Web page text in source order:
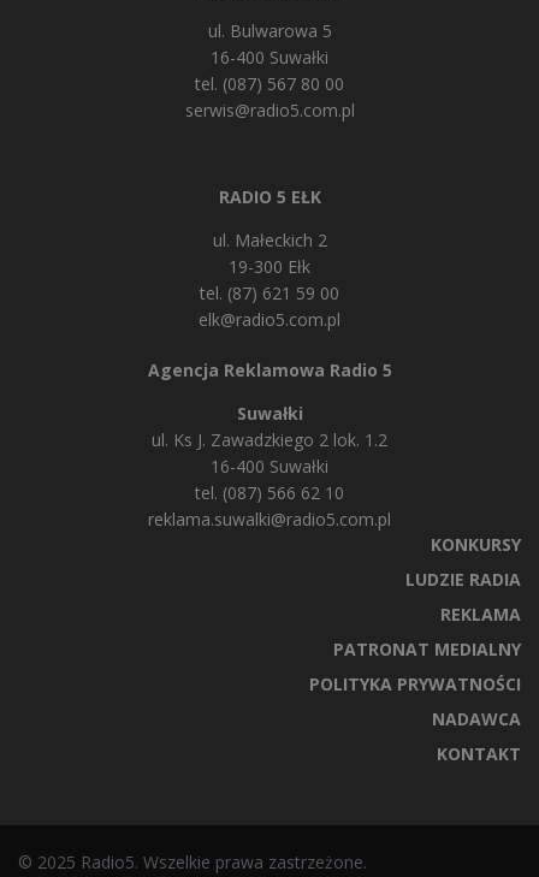
ul. Bulwarowa 5
16-400 Suwałki
tel. (087) 567 80 00
serwis@radio5.com.pl
RADIO 5 EŁK
ul. Małeckich 2
19-300 Ełk
tel. (87) 621 59 00
elk@radio5.com.pl
Agencja Reklamowa Radio 5
Suwałki
ul. Ks J. Zawadzkiego 2 lok. 1.2
16-400 Suwałki
tel. (087) 566 62 10
reklama.suwalki@radio5.com.pl
KONKURSY
LUDZIE RADIA
REKLAMA
PATRONAT MEDIALNY
POLITYKA PRYWATNOŚCI
NADAWCA
KONTAKT
© 2025 Radio5. Wszelkie prawa zastrzeżone.